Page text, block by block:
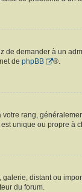
de demander à un
de phpBB ®.
votre rang,
unique ou propre à
distant ou
du forum.